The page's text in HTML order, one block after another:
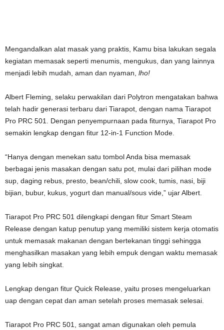
Mengandalkan alat masak yang praktis, Kamu bisa lakukan segala
kegiatan memasak seperti menumis, mengukus, dan yang lainnya
menjadi lebih mudah, aman dan nyaman, lho!
Albert Fleming, selaku perwakilan dari Polytron mengatakan bahwa
telah hadir generasi terbaru dari Tiarapot, dengan nama Tiarapot
Pro PRC 501. Dengan penyempurnaan pada fiturnya, Tiarapot Pro
semakin lengkap dengan fitur 12-in-1 Function Mode.
“Hanya dengan menekan satu tombol Anda bisa memasak
berbagai jenis masakan dengan satu pot, mulai dari pilihan mode
sup, daging rebus, presto, bean/chili, slow cook, tumis, nasi, biji
bijian, bubur, kukus, yogurt dan manual/sous vide,” ujar Albert.
Tiarapot Pro PRC 501 dilengkapi dengan fitur Smart Steam
Release dengan katup penutup yang memiliki sistem kerja otomatis
untuk memasak makanan dengan bertekanan tinggi sehingga
menghasilkan masakan yang lebih empuk dengan waktu memasak
yang lebih singkat.
Lengkap dengan fitur Quick Release, yaitu proses mengeluarkan
uap dengan cepat dan aman setelah proses memasak selesai.
Tiarapot Pro PRC 501, sangat aman digunakan oleh pemula